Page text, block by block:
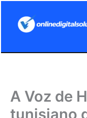
A Voz de
tunisiano